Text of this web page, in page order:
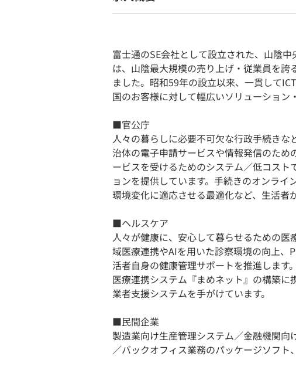
富士通のSE会社として設立された、山陰
は、山陰最大規模の売り上げ・従業員を
ました。昭和59年の設立以来、一貫して
国のお客様に対して幅広いソリューション
■官公庁
人々の暮らしに必要不可欠な行政手続き
治体の電子申請サービスや情報発信のた
ービスを受けるためのシステム／低コス
ョンを提供しています。手続きのオンラ
環境変化に適応させる最適化など、生活者
■ヘルスケア
人々が健康に、安心して暮らせるための
域医療連携やAIを用いた診察環境の向上、
活者自身の健康管理サポートを推進しま
医療連携システム『まめネット』の構築
業者支援システムを手がけています。
■民間企業
製造業向け生産管理システム／金融機関
／バックオフィス業務のパッケージソフト